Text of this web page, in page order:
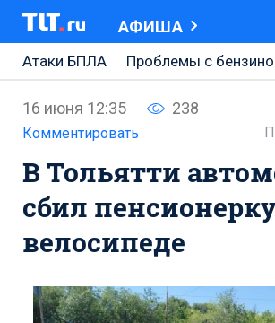
АФИША
Атаки БПЛА
Проблемы с
Ремонт Центральной площади
Ремонт Обводного шоссе
Набережная Тольятти
Неделя Тольятти
16 июня 12:35 238
Комментировать
В Тольятти
сбил
велосипеде